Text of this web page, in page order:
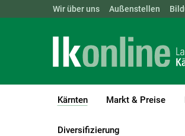
Landwirtschaftskammern:
Wir über uns Außenstellen
Kärnten
(current)1
Markt & Preise
Diversifizierung
LK Kärnten Kärnten